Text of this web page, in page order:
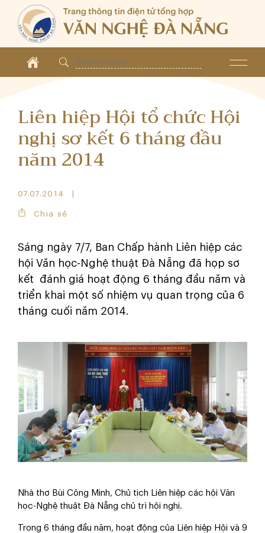
Liên hiệp Hội tổ chức Hội
nghị sơ kết 6 tháng đầu
năm 2014
07.07.2014
Chia sẻ
Sáng ngày 7/7, Ban Chấp hành Liên hiệp các
hội Văn học-Nghệ thuật Đà Nẵng đã họp sơ
kết đánh giá hoạt động 6 tháng đầu năm và
triển khai một số nhiệm vụ quan trọng của 6
tháng cuối năm 2014.
Nhà thơ Bùi Công Minh, Chủ tịch Liên hiệp các hội Văn
học-Nghệ thuật Đà Nẵng chủ trì hội nghị.
Trong 6 tháng đầu năm, hoạt động của Liên hiệp Hội và 9